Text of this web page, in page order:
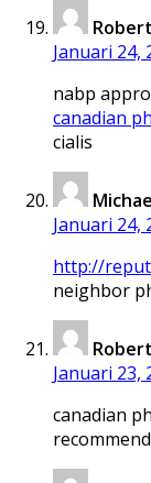
Januari 24,
nabp
canadian
cialis
Januari 24,
http://
neighbor
Januari 23,
canadian